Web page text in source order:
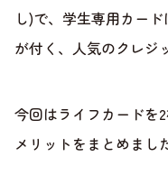
し)で、学生専用カー
が付く、人気のクレジ
今回はライフカードを
メリットをまとめまし